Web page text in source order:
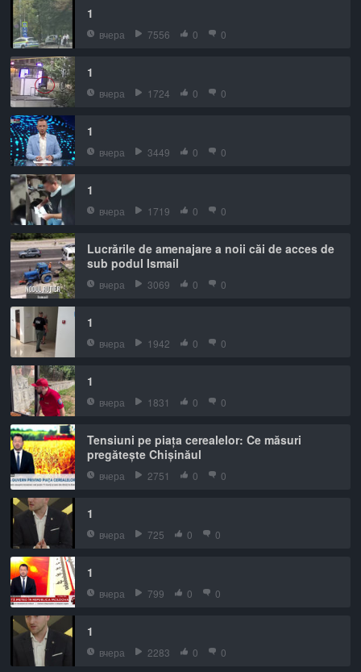
1
вчера 7556 0 0
1
вчера 1724 0 0
1
вчера 3449 0 0
1
вчера 1719 0 0
Lucrările de amenajare a noii căi de acces de
sub podul Ismail
вчера 3069 0 0
1
вчера 1942 0 0
1
вчера 1831 0 0
Tensiuni pe piața cerealelor: Ce măsuri
pregătește Chișinăul
вчера 2751 0 0
1
вчера 725 0 0
1
вчера 799 0 0
1
вчера 2283 0 0